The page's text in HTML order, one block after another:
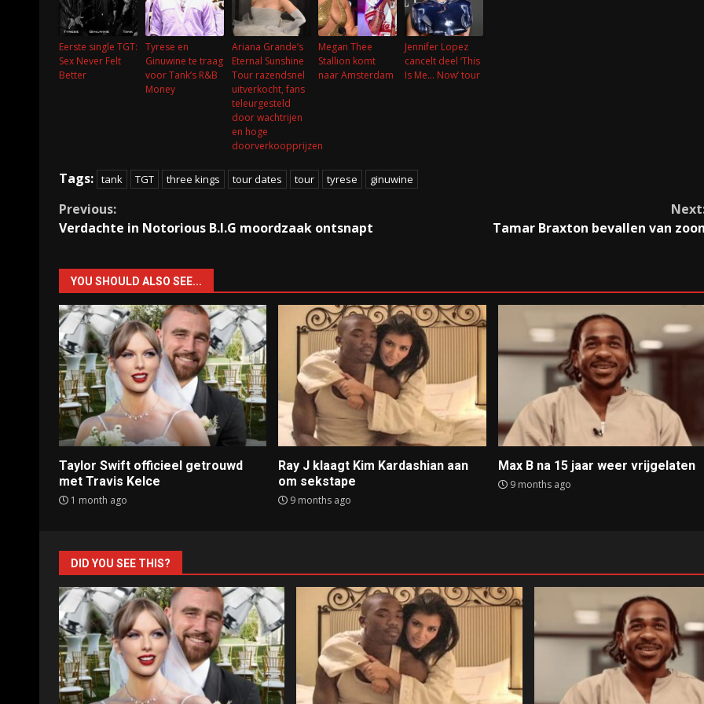
Eerste single TGT:
Sex Never Felt
Better
Tyrese en
Ginuwine te traag
voor Tank’s R&B
Money
Ariana Grande’s
Eternal Sunshine
Tour razendsnel
uitverkocht, fans
teleurgesteld
door wachtrijen
en hoge
doorverkoopprijzen
Megan Thee
Stallion komt
naar Amsterdam
Jennifer Lopez
cancelt deel ‘This
Is Me… Now’ tour
Tags: tank TGT three kings tour dates tour tyrese ginuwine
Continue
Previous:
Verdachte in Notorious B.I.G moordzaak ontsnapt
Tamar Braxton bevallen van
YOU SHOULD ALSO SEE...
Taylor Swift officieel getrouwd
met Travis Kelce
1 month ago
Ray J klaagt Kim Kardashian aan
om sekstape
9 months ago
Max B na 15 jaar weer vrijgelaten
9 months ago
DID YOU SEE THIS?